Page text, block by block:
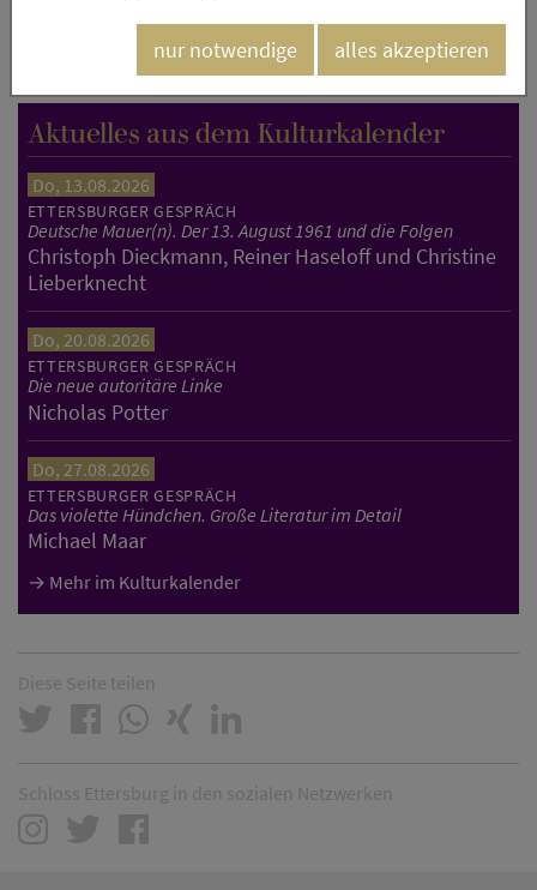
Johannes Martin Kränzle. Bild: Monika Rittershaus.
Aktuelles aus dem Kulturkalender
Do, 13.08.2026
ETTERSBURGER GESPRÄCH
Deutsche Mauer(n). Der 13. August 1961 und die Folgen
Christoph Dieckmann, Reiner Haseloff und Christine
Lieberknecht
Do, 20.08.2026
ETTERSBURGER GESPRÄCH
Die neue autoritäre Linke
Nicholas Potter
Do, 27.08.2026
ETTERSBURGER GESPRÄCH
Das violette Hündchen. Große Literatur im Detail
Michael Maar
Mehr im Kulturkalender
Diese Seite teilen
Schloss Ettersburg in den sozialen Netzwerken
nur notwendige alles akzeptieren